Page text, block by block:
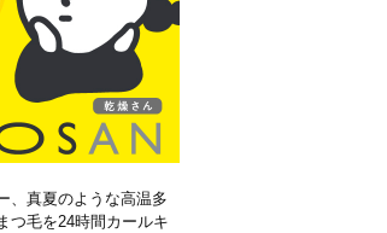
、真夏のような高温多
つ毛を24時間カールキ